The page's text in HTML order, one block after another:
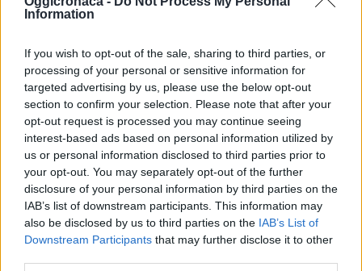
Information
If you wish to opt-out of the sale, sharing to third parties, or
processing of your personal or sensitive information for
targeted advertising by us, please use the below opt-out
section to confirm your selection. Please note that after your
opt-out request is processed you may continue seeing
interest-based ads based on personal information utilized by
us or personal information disclosed to third parties prior to
your opt-out. You may separately opt-out of the further
disclosure of your personal information by third parties on the
IAB’s list of downstream participants. This information may
also be disclosed by us to third parties on the IAB’s List of
Downstream Participants that may further disclose it to other
In questo modo gli alloggi “medi” fanno più
cercare inseme di trovare un valido inquilino, E’
importante, quando si affitta un immobile,
pensare che è sempre meglio prendere
qualcosa meno di canone mensile, ma avere
inquilinI seri: una persona che tiene bene
l’alloggio innanzitutto, ma anche che paghi
l’affitto e le spese di sua competenza.
Quando si riescono a trovare queste
caratteristiche, il prezzo della locazione non è